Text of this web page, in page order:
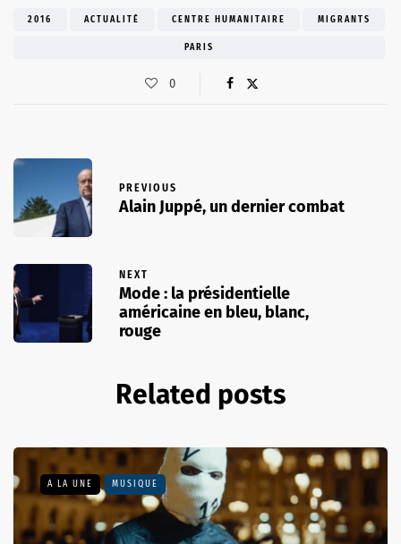
2016 ACTUALITÉ CENTRE HUMANITAIRE MIGRANTS
PARIS
0
PREVIOUS
Alain Juppé, un dernier combat
NEXT
Mode : la présidentielle
américaine en bleu, blanc,
rouge
Related posts
A LA UNE MUSIQUE